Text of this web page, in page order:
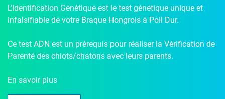
L’Identification Génétique est le test génétique unique et
infalsifiable de votre Braque Hongrois à Poil Dur.
Ce test ADN est un prérequis pour réaliser la Vérification de
Parenté des chiots/chatons avec leurs parents.
En savoir plus